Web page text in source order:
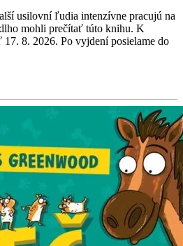
usilovní ľudia intenzívne pracujú na
mohli prečítať túto knihu. K
8. 2026. Po vyjdení posielame do